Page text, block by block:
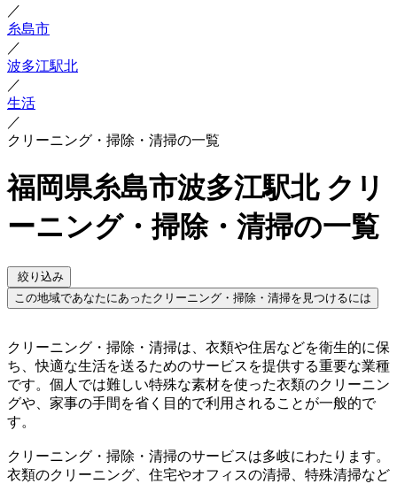
／
糸島市
／
波多江駅北
／
生活
／
クリーニング・掃除・清掃の一覧
福岡県糸島市波多江駅北 クリ
ーニング・掃除・清掃の一覧
絞り込み
この地域であなたにあったクリーニング・掃除・清掃を見つけるには
クリーニング・掃除・清掃は、衣類や住居などを衛生的に保
ち、快適な生活を送るためのサービスを提供する重要な業種
です。個人では難しい特殊な素材を使った衣類のクリーニン
グや、家事の手間を省く目的で利用されることが一般的で
す。
クリーニング・掃除・清掃のサービスは多岐にわたります。
衣類のクリーニング、住宅やオフィスの清掃、特殊清掃など